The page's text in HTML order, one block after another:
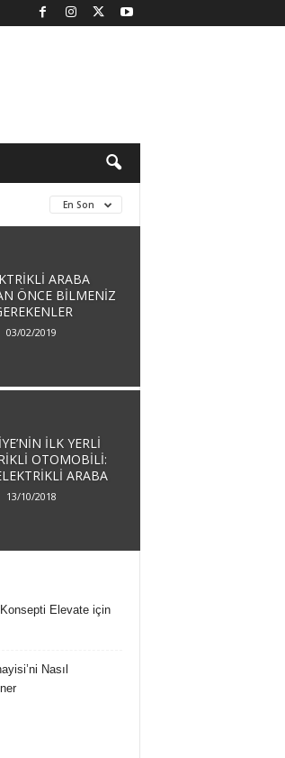
En Son
ARABA
ÖNCE BILMENIZ
03/02/2019
İLK YERLI
OTOMOBILI:
ARABA
13/10/2018
Elevateiçin
Nasıl